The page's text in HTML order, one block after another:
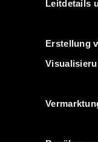
Leitdetails
Erstellung